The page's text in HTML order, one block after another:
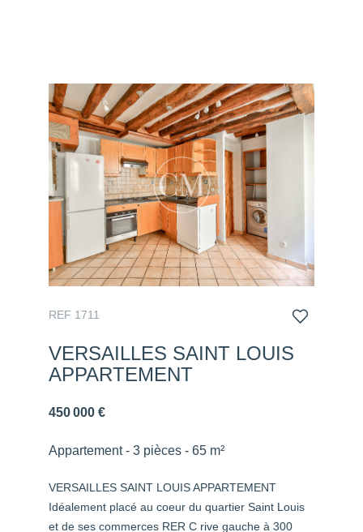
REF 1711
VERSAILLES SAINT LOUIS
APPARTEMENT
450 000 €
Appartement - 3 pièces - 65 m²
VERSAILLES SAINT LOUIS APPARTEMENT
Idéalement placé au coeur du quartier Saint Louis
et de ses commerces RER C rive gauche à 300